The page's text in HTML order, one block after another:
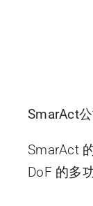
SmarAct
SmarAct
DoF 的多